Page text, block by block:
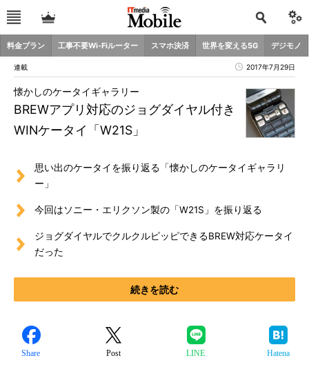
料金プラン 工事不要Wi-Fiルーター スマホ決済 世界を変える5G デジモノ
連載 2017年7月29日
BREWアプリ対応のジョグダイヤル付き
WINケータイ「W21S」
懐かしのケータイギャラリー
思い出のケータイを振り返る「懐かしのケータイギャラリ
ー」
今回はソニー・エリクソン製の「W21S」を振り返る
ジョグダイヤルでクルクルピッピできるBREW対応ケータイ
だった
続きを読む
Share Post LINE Hatena